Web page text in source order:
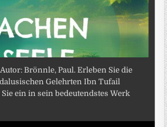
Brönnle, Paul. Erleben Sie die
Gelehrten Ibn Tufail
ein in sein bedeutendstes Werk